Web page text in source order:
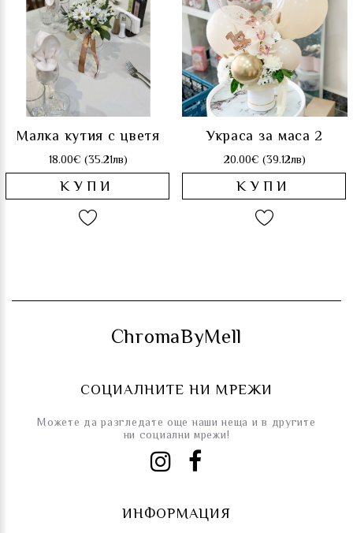
Малка кутия с цветя
18.00€ (35.21лв)
КУПИ
Украса за маса 2
20.00€ (39.12лв)
КУПИ
ИНФОРМАЦИЯ
ChromaByMell
СОЦИАЛНИТЕ НИ МРЕЖИ
Можете да разгледате още наши неща и в другите
ни социални мрежи!